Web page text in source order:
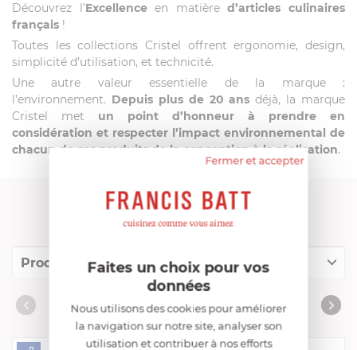
Découvrez l’Excellenceen matièred’articles culinaires
français !
Toutes les collections Cristel offrent ergonomie, design,
simplicité d’utilisation, et technicité.
Une autre valeur essentielle de la marque :
l’environnement. Depuis plus de 20 ansdéjà, la marque
Cristel met un point d’honneur à prendre en
considération et respecter l’impact environnemental de
chacun de ses produits de la conception à la réalisation.
FRANCIS BATT RECOMMANDE
Produits conseillés
Consommables complémentaires
Livres de cuisine
PRODUITS CONSEILLÉS
Fermer et accepter
Faites un choix pour vos
données
Nous utilisons des cookies pour améliorer
la navigation sur notre site, analyser son
utilisation et contribuer à nos efforts